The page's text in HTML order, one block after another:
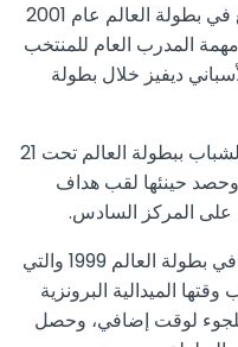
ومن أبرز إنجازاته تحقيق المركز الرابع في بطولة العالم عام 2001
المدرب العام للمنتخب
ديفيز خلال بطولة
بدأ حسين زكي مشواره مع منتخبات الشباب ببطولة العالم تحت 21
في نسخة 97 بتركيا، وحصد حينئها لقب هداف
على المركز السادس.
وبعد عامين شارك حسين زكي مجددا في بطولة العالم 1999 والتي
الميدالية البرونزية
فرنسا بنتيجة 32-31 بعد اللجوء لوقت إضافي، وحصل